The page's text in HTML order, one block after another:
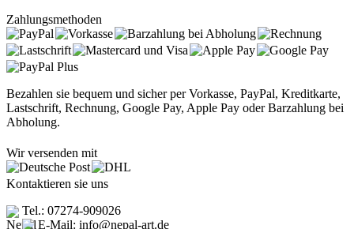
Zahlungsmethoden
Bezahlen sie bequem und sicher per Vorkasse, PayPal, Kreditkarte,
Lastschrift, Rechnung, Google Pay, Apple Pay oder Barzahlung bei
Abholung.
Wir versenden mit
Kontaktieren sie uns
Tel.: 07274-909026
E-Mail: info@nepal-art.de